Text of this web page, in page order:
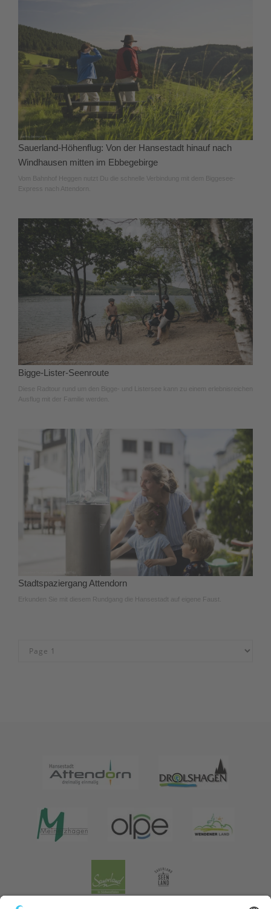
Sauerland-Höhenflug: Von der Hansestadt hinauf nach
Windhausen mitten im Ebbegebirge
Vom Bahnhof Heggen nutzt Du die schnelle Verbindung mit dem Biggesee-
Express nach Attendorn.
Bigge-Lister-Seenroute
Diese Radtour rund um den Bigge- und Listersee kann zu einem erlebnisreichen
Ausflug mit der Familie werden.
Stadtspaziergang Attendorn
Erkunden Sie mit diesem Rundgang die Hansestadt auf eigene Faust.